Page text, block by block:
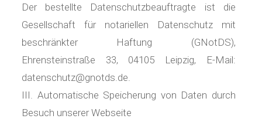
Der bestellte Datenschutzbeauftragte ist die
Gesellschaft für notariellen Datenschutz mit
beschränkter Haftung (GNotDS),
Ehrensteinstraße 33, 04105 Leipzig, E-Mail:
datenschutz@gnotds.de.
III. Automatische Speicherung von Daten durch
Besuch unserer Webseite